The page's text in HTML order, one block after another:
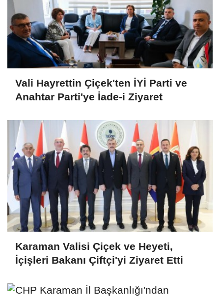
Vali Hayrettin Çiçek'ten İYİ Parti ve
Anahtar Parti'ye İade-i Ziyaret
Karaman Valisi Çiçek ve Heyeti,
İçişleri Bakanı Çiftçi'yi Ziyaret Etti